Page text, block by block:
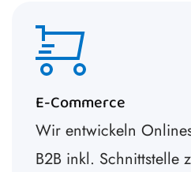
E-Commerce
Wir entwickeln
B2B inkl. Schnittstelle